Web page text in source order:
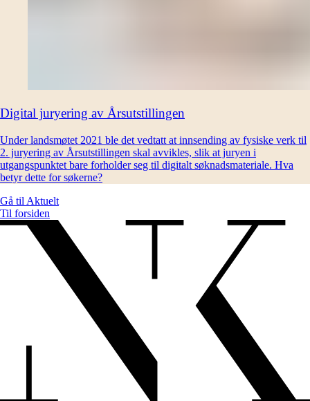
Digital juryering av Årsutstillingen
Under landsmøtet 2021 ble det vedtatt at innsending av fysiske verk til
2. juryering av Årsutstillingen skal avvikles, slik at juryen i
utgangspunktet bare forholder seg til digitalt søknadsmateriale. Hva
betyr dette for søkerne?
Gå til Aktuelt
Til forsiden